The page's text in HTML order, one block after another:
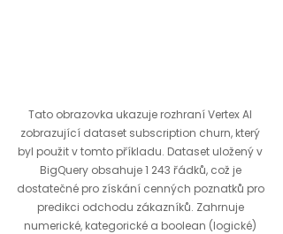
Tato obrazovka ukazuje rozhraní Vertex AI
zobrazující dataset subscription churn, který
byl použit v tomto příkladu. Dataset uložený v
BigQuery obsahuje 1 243 řádků, což je
dostatečné pro získání cenných poznatků pro
predikci odchodu zákazníků. Zahrnuje
numerické, kategorické a boolean (logické)